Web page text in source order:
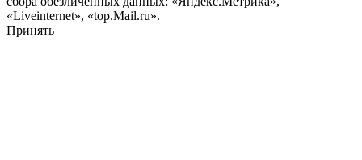
«Liveinternet», «top.Mail.ru».
Принять